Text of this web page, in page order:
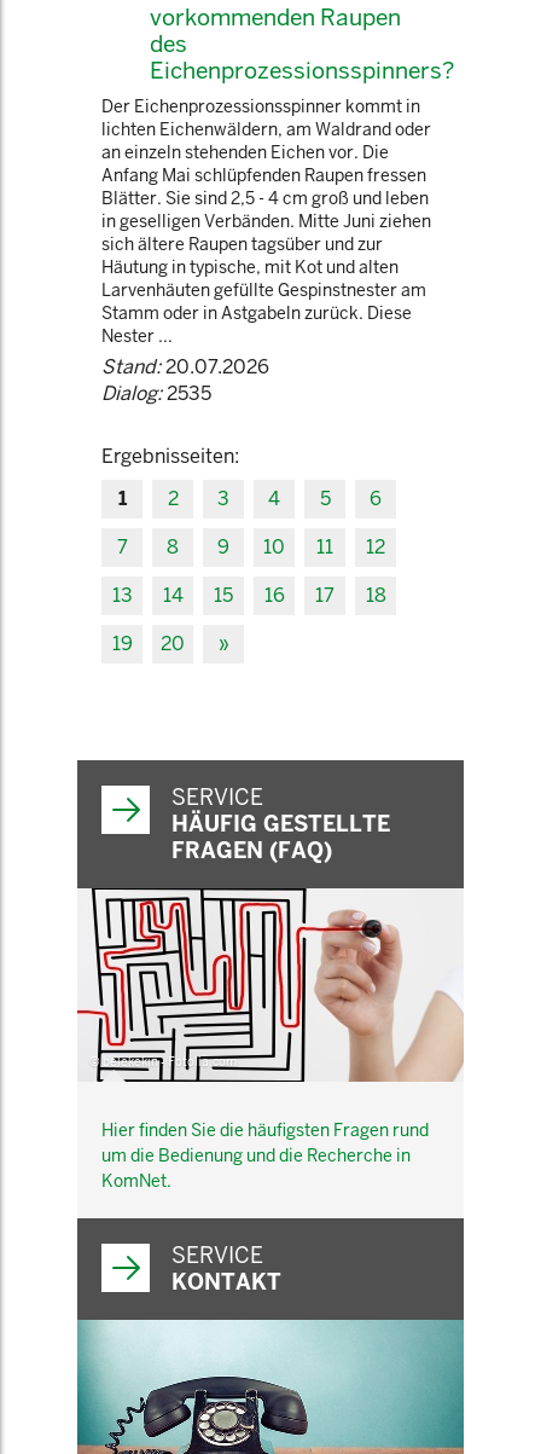
vorkommenden Raupen
des
Eichenprozessionsspinners?
Der Eichenprozessionsspinner kommt in
lichten Eichenwäldern, am Waldrand oder
an einzeln stehenden Eichen vor. Die
Anfang Mai schlüpfenden Raupen fressen
Blätter. Sie sind 2,5 - 4 cm groß und leben
in geselligen Verbänden. Mitte Juni ziehen
sich ältere Raupen tagsüber und zur
Häutung in typische, mit Kot und alten
Larvenhäuten gefüllte Gespinstnester am
Stamm oder in Astgabeln zurück. Diese
Nester ...
Stand:20.07.2026
Dialog:2535
Ergebnisseiten:
1
2 3 4 5
6
7
8 9 10 11
12
13
14 15 16 17
18
19
20 »
SERVICE
HÄUFIG GESTELLTE
FRAGEN (FAQ)
© belekekin - Fotolia.com
Hier finden Sie die häufigsten Fragen rund
um die Bedienung und die Recherche in
KomNet.
SERVICE
KONTAKT